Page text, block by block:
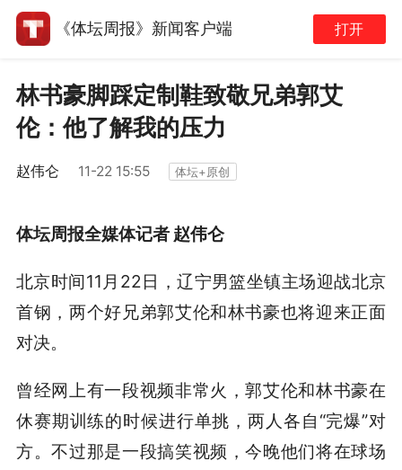
《体坛周报》新闻客户端 打开
林书豪脚踩定制鞋致敬兄弟郭艾
伦：他了解我的压力
赵伟仑 11-22 15:55 体坛+原创
体坛周报全媒体记者 赵伟仑
北京时间11月22日，辽宁男篮坐镇主场迎战北京
首钢，两个好兄弟郭艾伦和林书豪也将迎来正面
对决。
曾经网上有一段视频非常火，郭艾伦和林书豪在
休赛期训练的时候进行单挑，两人各自“完爆”对
方。不过那是一段搞笑视频，今晚他们将在球场